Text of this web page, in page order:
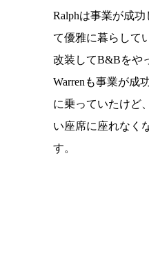
Ralphは事業が成
て優雅に暮らして
改装してB&Bをや
Warrenも事業が成
に乗っていたけど
い座席に座れなく
す。